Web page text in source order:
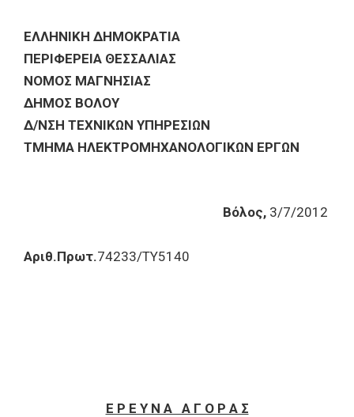
ΕΛΛΗΝΙΚΗ ΔΗΜΟΚΡΑΤΙΑ
ΠΕΡΙΦΕΡΕΙΑ ΘΕΣΣΑΛΙΑΣ
ΝΟΜΟΣ ΜΑΓΝΗΣΙΑΣ
ΔΗΜΟΣ ΒΟΛΟΥ
Δ/ΝΣΗ ΤΕΧΝΙΚΩΝ ΥΠΗΡΕΣΙΩΝ
ΤΜΗΜΑ ΗΛΕΚΤΡΟΜΗΧΑΝΟΛΟΓΙΚΩΝ ΕΡΓΩΝ
Βόλος, 3/7/2012
Αριθ.Πρωτ.74233/ΤΥ5140
Ε Ρ Ε Υ Ν Α Α Γ Ο Ρ Α Σ